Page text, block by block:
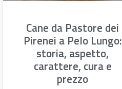
Cane da Pastore dei
Pirenei a Pelo Lungo:
storia, aspetto,
carattere, cura e
prezzo